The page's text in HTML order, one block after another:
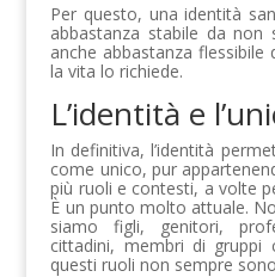
Per questo, una identità
abbastanza stabile da
anche abbastanza
la vita lo richiede.
L’identità e
In definitiva, l’identità
come unico, pur
più ruoli e contesti, a volte
È un punto molto attuale.
siamo figli, genitori,
cittadini, membri di gruppi
questi ruoli non sempre